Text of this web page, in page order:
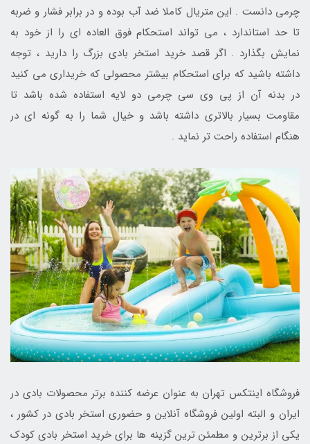
چرمی دانست . این متریال کاملا ضد آب بوده و در برابر فشار و ضربه
تا حد استاندارد ، می تواند استحکام فوق العاده ای را از خود به
نمایش بگذارد . اگر قصد خرید استخر بادی بزرگ را دارید ، توجه
داشته باشید که برای استحکام بیشتر محصولی که خریداری می کنید
در بدنه آن از پی وی سی چرمی دو لایه استفاده شده باشد تا
مقاومت بسیار بالاتری داشته باشد و خیال شما را به گونه ای در
هنگام استفاده راحت تر نماید .
فروشگاه اینتکس تهران به عنوان عرضه کننده برتر محصولات بادی در
ایران و البته اولین فروشگاه آنلاین و حضوری استخر بادی در کشور ،
یکی از برترین و مطمئن ترین گزینه ها برای خرید استخر بادی کودک